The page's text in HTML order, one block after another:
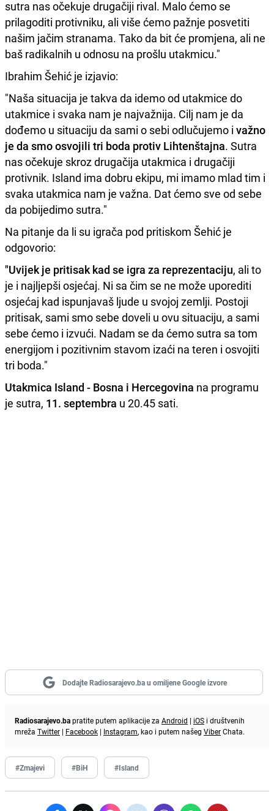
sutra nas očekuje drugačiji rival. Malo ćemo se
prilagoditi protivniku, ali više ćemo pažnje posvetiti
našim jačim stranama. Tako da bit će promjena, ali ne
baš radikalnih u odnosu na prošlu utakmicu."
Ibrahim Šehić je izjavio:
"Naša situacija je takva da idemo od utakmice do
utakmice i svaka nam je najvažnija. Cilj nam je da
dođemo u situaciju da sami o sebi odlučujemo i važno
je da smo osvojili tri boda protiv Lihtenštajna. Sutra
nas očekuje skroz drugačija utakmica i drugačiji
protivnik. Island ima dobru ekipu, mi imamo mlad tim i
svaka utakmica nam je važna. Dat ćemo sve od sebe
da pobijedimo sutra."
Na pitanje da li su igrača pod pritiskom Šehić je
odgovorio:
"Uvijek je pritisak kad se igra za reprezentaciju, ali to
je i najljepši osjećaj. Ni sa čim se ne može uporediti
osjećaj kad ispunjavaš ljude u svojoj zemlji. Postoji
pritisak, sami smo sebe doveli u ovu situaciju, a sami
sebe ćemo i izvući. Nadam se da ćemo sutra sa tom
energijom i pozitivnim stavom izaći na teren i osvojiti
tri boda."
Utakmica Island - Bosna i Hercegovina na programu
je sutra, 11. septembra u 20.45 sati.
Dodajte Radiosarajevo.ba u omiljene Google izvore
Radiosarajevo.bapratite putem aplikacije za Android | iOS i društvenih
mreža Twitter | Facebook | Instagram, kao i putem našeg ViberChata.
#Zmajevi #BiH #Island